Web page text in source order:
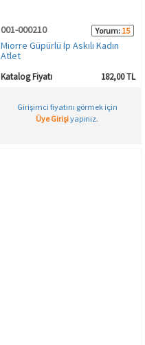
001-000210 Yorum: 15
Miorre Güpürlü İp Askılı Kadın
Atlet
Katalog Fiyatı 182,00 TL
Girişimci fiyatını görmek için
Üye Girişiyapınız.